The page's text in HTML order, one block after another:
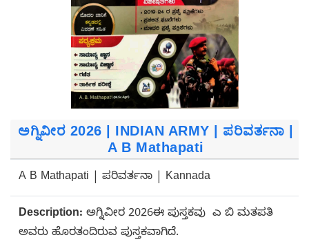
ಅಗ್ನಿವೀರ 2026 | INDIAN ARMY | ಪರಿವರ್ತನಾ |
A B Mathapati
A B Mathapati | ಪರಿವರ್ತನಾ | Kannada
Description: ಅಗ್ನಿವೀರ 2026ಈ ಪುಸ್ತಕವು ಎ ಬಿ ಮತಪತಿ
ಅವರು ಹೊರತಂದಿರುವ ಪುಸ್ತಕವಾಗಿದೆ.